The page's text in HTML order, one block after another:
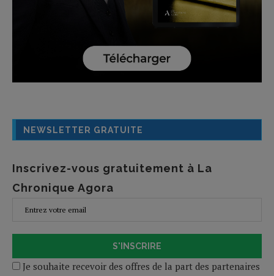
NEWSLETTER GRATUITE
Inscrivez-vous gratuitement à La
Chronique Agora
S'INSCRIRE
Je souhaite recevoir des offres de la part des partenaires